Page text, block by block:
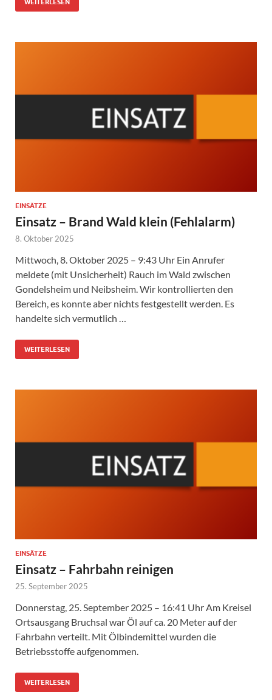
EINSÄTZE
Einsatz – Brand Wald klein (Fehlalarm)
8. Oktober 2025
Mittwoch, 8. Oktober 2025 – 9:43 Uhr Ein Anrufer
meldete (mit Unsicherheit) Rauch im Wald zwischen
Gondelsheim und Neibsheim. Wir kontrollierten den
Bereich, es konnte aber nichts festgestellt werden. Es
handelte sich vermutlich …
WEITERLESEN
EINSÄTZE
Einsatz – Fahrbahn reinigen
25. September 2025
Donnerstag, 25. September 2025 – 16:41 Uhr Am Kreisel
Ortsausgang Bruchsal war Öl auf ca. 20 Meter auf der
Fahrbahn verteilt. Mit Ölbindemittel wurden die
Betriebsstoffe aufgenommen.
WEITERLESEN